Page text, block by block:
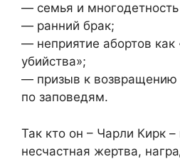
— семья и многодетность
— ранний брак;
— неприятие абортов как
убийства»;
— призыв к возвращению
по заповедям.
Так кто он – Чарли Кирк
несчастная жертва,